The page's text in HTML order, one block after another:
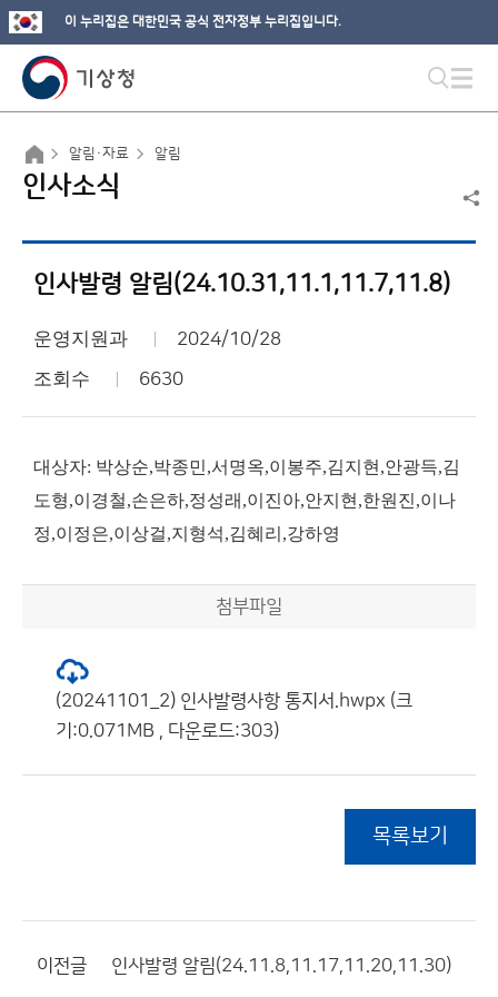
이 누리집은 대한민국 공식 전자정부 누리집입니다.
알림·자료 알림
인사소식
인사발령 알림(24.10.31,11.1,11.7,11.8)
운영지원과 2024/10/28
조회수 6630
대상자: 박상순,박종민,서명옥,이봉주,김지현,안광득,김
도형,이경철,손은하,정성래,이진아,안지현,한원진,이나
정,이정은,이상걸,지형석,김혜리,강하영
첨부파일
(20241101_2) 인사발령사항 통지서.hwpx (크
기:0.071MB , 다운로드:303)
목록보기
이전글 인사발령 알림(24.11.8,11.17,11.20,11.30)